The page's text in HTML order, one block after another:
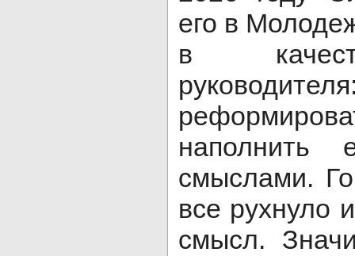
его в
в
смыслами.
все рухнуло
смысл.